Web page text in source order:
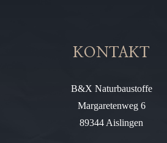
KONTAKT
B&X Naturbaustoffe
Margaretenweg 6
89344 Aislingen